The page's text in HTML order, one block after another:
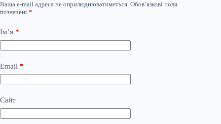
Ваша e-mail адреса не оприлюднюватиметься. Обов’язкові поля
позначені *
Ім’я *
Email *
Сайт